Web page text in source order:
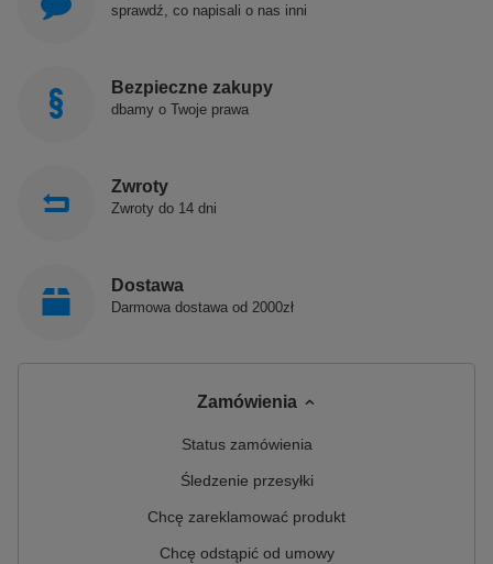
sprawdź, co napisali o nas inni
Bezpieczne zakupy
dbamy o Twoje prawa
Zwroty
Zwroty do 14 dni
Dostawa
Darmowa dostawa od 2000zł
Zamówienia
Status zamówienia
Śledzenie przesyłki
Chcę zareklamować produkt
Chcę odstąpić od umowy